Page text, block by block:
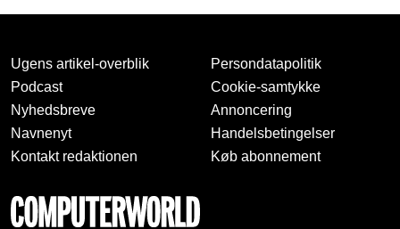
Ugens artikel-overblik
Podcast
Nyhedsbreve
Navnenyt
Kontakt redaktionen
Persondatapolitik
Cookie-samtykke
Annoncering
Handelsbetingelser
Køb abonnement